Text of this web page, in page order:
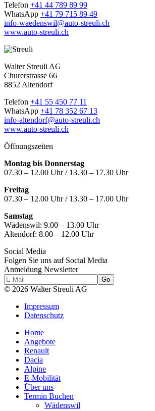
Telefon +41 44 789 89 99
WhatsApp +41 79 715 89 49
info-waedenswil@auto-streuli.ch
www.auto-streuli.ch
Walter Streuli AG
Churerstrasse 66
8852 Altendorf
Telefon +41 55 450 77 11
WhatsApp +41 78 352 67 13
info-altendorf@auto-streuli.ch
www.auto-streuli.ch
Öffnungszeiten
Montag bis Donnerstag
07.30 – 12.00 Uhr / 13.30 – 17.30 Uhr
Freitag
07.30 – 12.00 Uhr / 13.30 – 17.00 Uhr
Samstag
Wädenswil: 9.00 – 13.00 Uhr
Altendorf: 8.00 – 12.00 Uhr
Social Media
Folgen Sie uns auf Social Media
Anmeldung Newsletter
© 2026 Walter Streuli AG
Impressum
Datenschutz
Home
Angebote
Renault
Dacia
Alpine
E-Mobilität
Über uns
Termin Buchen
Wädenswil